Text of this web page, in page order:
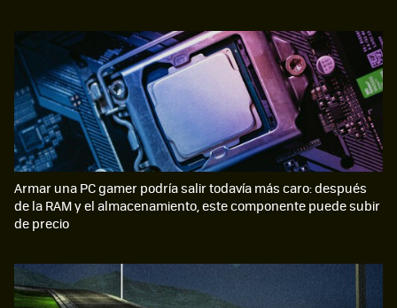
Armar una PC gamer podría salir todavía más caro: después
de la RAM y el almacenamiento, este componente puede subir
de precio